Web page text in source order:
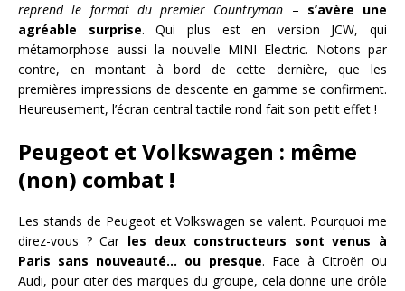
reprend le format du premier Countryman – s’avère une
agréable surprise. Qui plus est en version JCW, qui
métamorphose aussi la nouvelle MINI Electric. Notons par
contre, en montant à bord de cette dernière, que les
premières impressions de descente en gamme se confirment.
Heureusement, l’écran central tactile rond fait son petit effet !
Peugeot et Volkswagen : même
(non) combat !
Les stands de Peugeot et Volkswagen se valent. Pourquoi me
direz-vous ? Car les deux constructeurs sont venus à
Paris sans nouveauté… ou presque. Face à Citroën ou
Audi, pour citer des marques du groupe, cela donne une drôle